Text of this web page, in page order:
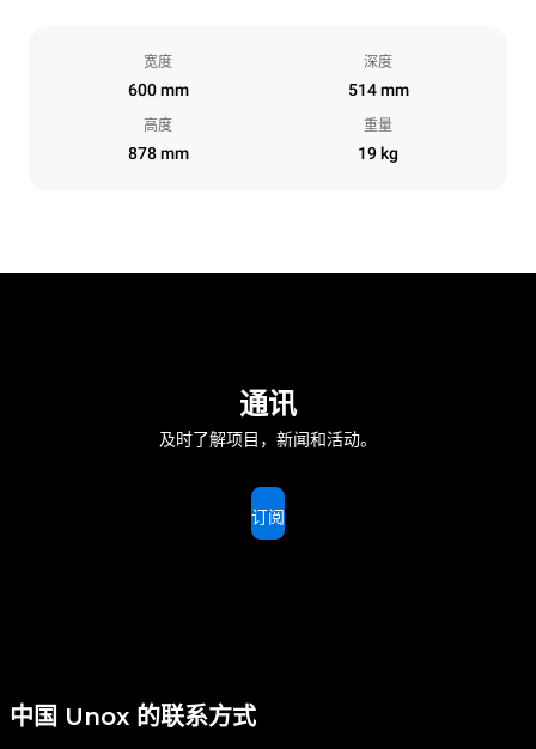
宽度
600 mm
深度
514 mm
高度
878 mm
重量
19 kg
通讯
及时了解项目，新闻和活动。
订阅
中国 Unox 的联系方式